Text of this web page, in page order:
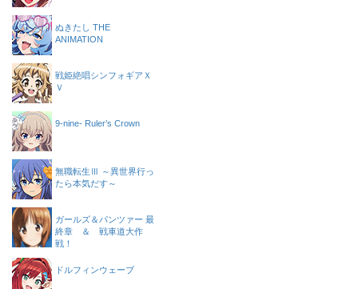
ぬきたし THE
ANIMATION
戦姫絶唱シンフォギアＸ
Ｖ
9-nine- Ruler’s Crown
無職転生Ⅲ ～異世界行っ
たら本気だす～
ガールズ＆パンツァー 最
終章 ＆ 戦車道大作
戦！
ドルフィンウェーブ